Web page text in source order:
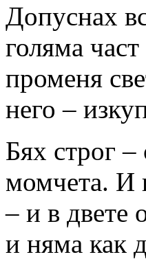
Допуснах
голяма
променя
него –
Бях строг –
момчета. И
– и в двете
и няма как